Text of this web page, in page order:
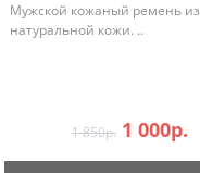
Мужской кожаный ремень из
натуральной кожи. ..
1 850р. 1 000р.